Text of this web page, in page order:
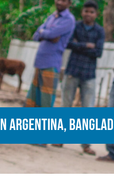
Argentina,